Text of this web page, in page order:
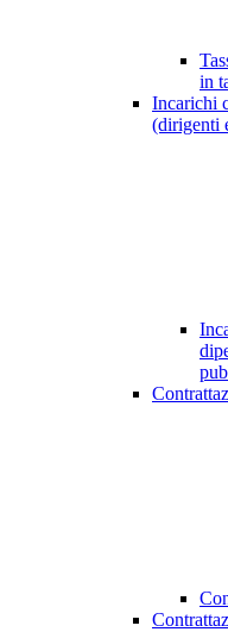
in
Incarichi
(dirigenti